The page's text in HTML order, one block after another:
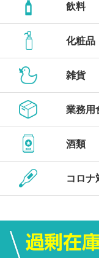
飲料
化粧品
雑貨
業務用
酒類
コロナ